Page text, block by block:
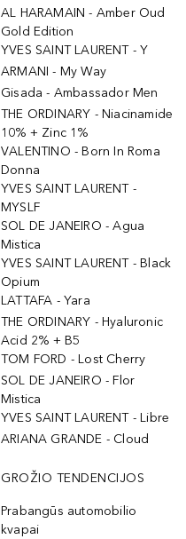
AL HARAMAIN - Amber Oud
Gold Edition
YVES SAINT LAURENT - Y
ARMANI - My Way
Gisada - Ambassador Men
THE ORDINARY - Niacinamide
10% + Zinc 1%
VALENTINO - Born In Roma
Donna
YVES SAINT LAURENT -
MYSLF
SOL DE JANEIRO - Agua
Mistica
YVES SAINT LAURENT - Black
Opium
LATTAFA - Yara
THE ORDINARY - Hyaluronic
Acid 2% + B5
TOM FORD - Lost Cherry
SOL DE JANEIRO - Flor
Mistica
YVES SAINT LAURENT - Libre
ARIANA GRANDE - Cloud
GROŽIO TENDENCIJOS
Prabangūs automobilio
kvapai